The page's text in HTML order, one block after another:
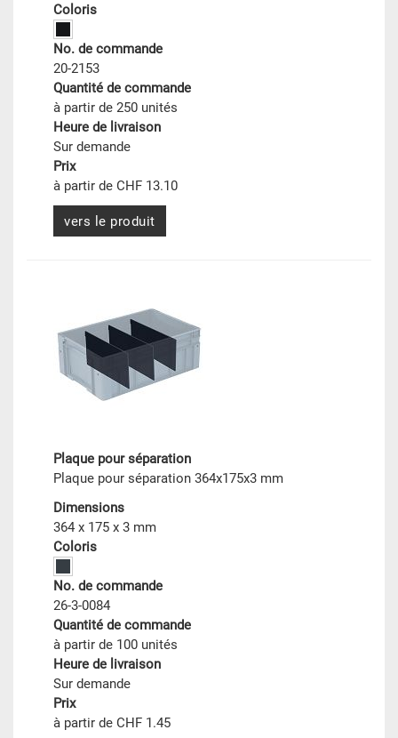
Coloris
No. de commande
20-2153
Quantité de commande
à partir de 250 unités
Heure de livraison
Sur demande
Prix
à partir de CHF 13.10
vers le produit
Plaque pour séparation
Plaque pour séparation 364x175x3 mm
Dimensions
364 x 175 x 3 mm
Coloris
No. de commande
26-3-0084
Quantité de commande
à partir de 100 unités
Heure de livraison
Sur demande
Prix
à partir de CHF 1.45